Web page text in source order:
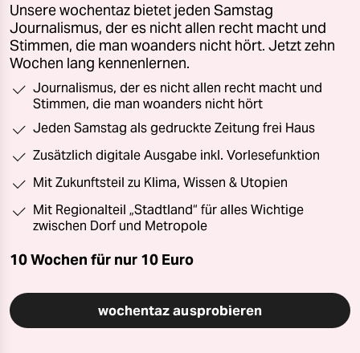
Unsere wochentaz bietet jeden Samstag
Journalismus, der es nicht allen recht macht und
Stimmen, die man woanders nicht hört. Jetzt zehn
Wochen lang kennenlernen.
Journalismus, der es nicht allen recht macht und
Stimmen, die man woanders nicht hört
Jeden Samstag als gedruckte Zeitung frei Haus
Zusätzlich digitale Ausgabe inkl. Vorlesefunktion
Mit Zukunftsteil zu Klima, Wissen & Utopien
Mit Regionalteil „Stadtland“ für alles Wichtige
zwischen Dorf und Metropole
10 Wochen für nur 10 Euro
wochentaz ausprobieren